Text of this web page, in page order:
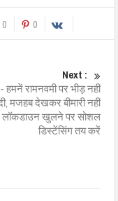
0 0
Next :
हमनें रामनवमी पर भीड़ नहीं
मजहब देखकर बीमारी नहीं
लॉकडाउन खुलने पर सोशल
डिस्टेंसिंग तय करें